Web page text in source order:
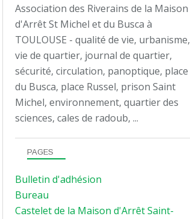
Association des Riverains de la Maison
d'Arrêt St Michel et du Busca à
TOULOUSE - qualité de vie, urbanisme,
vie de quartier, journal de quartier,
sécurité, circulation, panoptique, place
du Busca, place Russel, prison Saint
Michel, environnement, quartier des
sciences, cales de radoub, ...
PAGES
Bulletin d'adhésion
Bureau
Castelet de la Maison d'Arrêt Saint-